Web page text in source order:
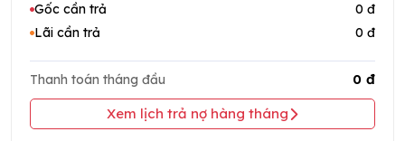
Gốc cần trả
0 đ
Lãi cần trả
0 đ
Thanh toán tháng đầu
0 đ
Xem lịch trả nợ hàng tháng